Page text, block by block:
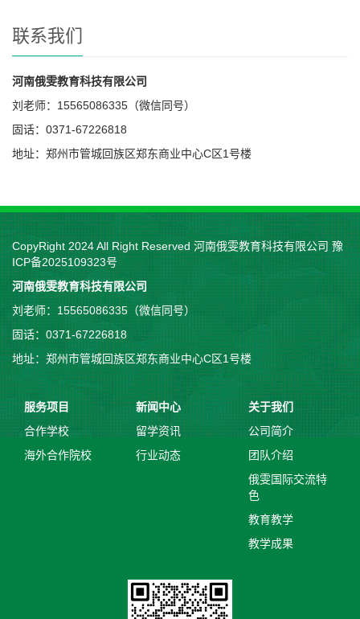
联系我们
河南俄雯教育科技有限公司
刘老师：15565086335（微信同号）
固话：0371-67226818
地址：郑州市管城回族区郑东商业中心C区1号楼
CopyRight 2024 All Right Reserved 河南俄雯教育科技有限公司豫
ICP备2025109323号
河南俄雯教育科技有限公司
刘老师：15565086335（微信同号）
固话：0371-67226818
地址：郑州市管城回族区郑东商业中心C区1号楼
服务项目
合作学校
海外合作院校
新闻中心
留学资讯
行业动态
关于我们
公司简介
团队介绍
俄雯国际交流特
色
教育教学
教学成果